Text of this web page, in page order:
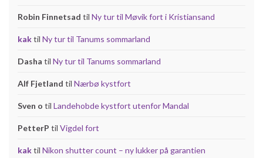
Robin Finnetsad til Ny tur til Møvik fort i Kristiansand
kaktil Ny tur til Tanums sommarland
Dasha til Ny tur til Tanums sommarland
Alf Fjetland til Nærbø kystfort
Sven o til Landehobde kystfort utenfor Mandal
PetterP til Vigdel fort
kaktil Nikon shutter count – ny lukker på garantien